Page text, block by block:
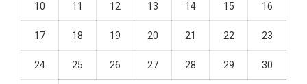
10 11 12 13 14 15 16
17 18 19 20 21 22 23
24 25 26 27 28 29 30